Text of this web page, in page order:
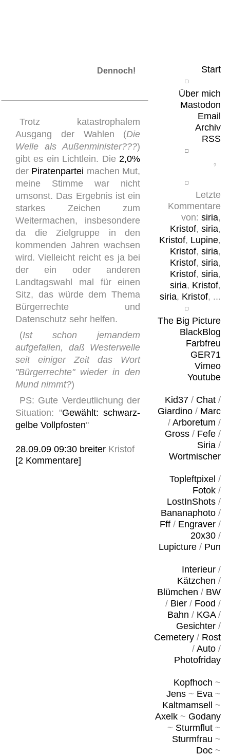
Start
Über mich
Mastodon
Email
Archiv
RSS
Letzte
Kommentare
von: siria,
Kristof, siria,
Kristof, Lupine,
Kristof, siria,
Kristof, siria,
Kristof, siria,
siria, Kristof,
siria, Kristof, ...
The Big Picture
BlackBlog
Farbfreu
GER71
Vimeo
Youtube
Kid37/ Chat/
Giardino/ Marc
/ Arboretum /
Gross/ Fefe/
Siria/
Wortmischer
Topleftpixel /
Fotok/
LostInShots/
Bananaphoto/
Fff/ Engraver/
20x30/
Lupicture/ Pun
Interieur/
Kätzchen /
Blümchen / BW
/ Bier/ Food /
Bahn / KGA/
Gesichter/
Cemetery/ Rost
/ Auto/
Photofriday
Kopfhoch ~
Jens~ Eva~
Kaltmamsell
~
Axelk~ Godany
~ Sturmflut~
Sturmfrau ~
Doc~
Dennoch!
Trotz katastrophalem
Ausgang der Wahlen (Die
Welle als Außenminister???)
gibt es ein Lichtlein. Die2,0%
der Piratenpartei machen Mut,
meine Stimme war nicht
umsonst. Das Ergebnis ist ein
starkes Zeichen zum
Weitermachen, insbesondere
da die Zielgruppe in den
kommenden Jahren wachsen
wird. Vielleicht reicht es ja bei
der ein oder anderen
Landtagswahl mal für einen
Sitz, das würde dem Thema
Bürgerrechte und
Datenschutz sehr helfen.
(Ist schon jemandem
aufgefallen, daß Westerwelle
seit einiger Zeit das Wort
"Bürgerrechte" wieder in den
Mund nimmt?)
PS: Gute Verdeutlichung der
Situation: "Gewählt: schwarz-
gelbe Vollpfosten"
28.09.09 09:30 breiter Kristof
[2 Kommentare]